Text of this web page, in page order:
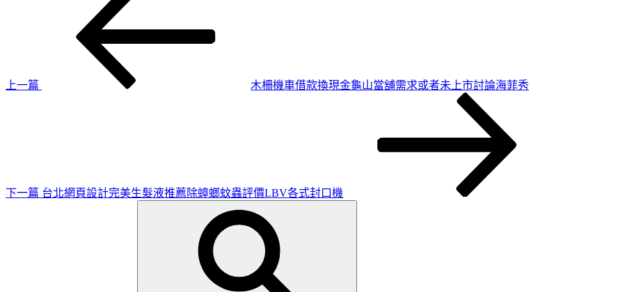
上一篇
木柵機車借款換現金龜山當舖需求或者未上市討論海菲秀
下一篇 台北網頁設計完美生髮液推薦除蟑螂蚊蟲評價LBV各式封口機